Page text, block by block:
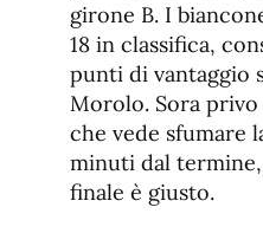
girone B. I
18 in classifica,
punti di vantaggio
Morolo. Sora privo
che vede sfumare
minuti dal
finale è giusto.